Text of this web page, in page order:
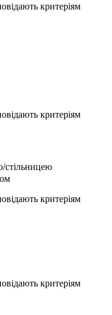
критеріям
критеріям
стільницею
критеріям
критеріям